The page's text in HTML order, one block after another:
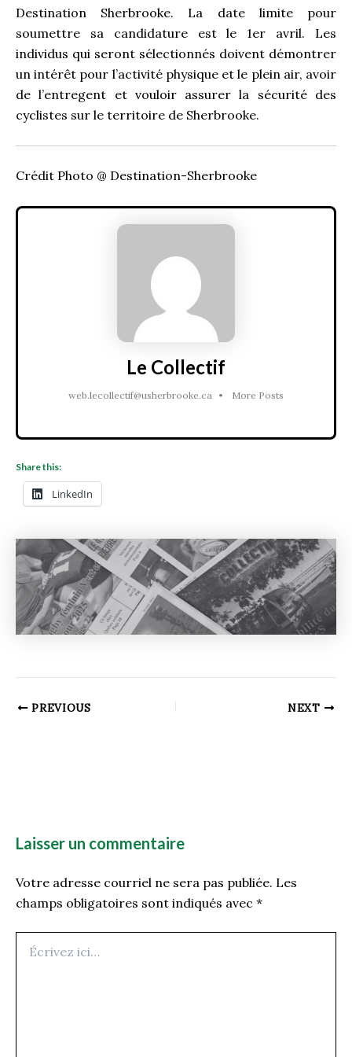
Destination Sherbrooke. La date limite pour
soumettre sa candidature est le 1er avril. Les
individus qui seront sélectionnés doivent démontrer
un intérêt pour l’activité physique et le plein air, avoir
de l’entregent et vouloir assurer la sécurité des
cyclistes sur le territoire de Sherbrooke.
Crédit Photo @ Destination-Sherbrooke
Le Collectif
web.lecollectif@usherbrooke.ca • More Posts
Share this:
LinkedIn
PREVIOUS NEXT
Laisser un commentaire
Votre adresse courriel ne sera pas publiée. Les
champs obligatoires sont indiqués avec *
ici…